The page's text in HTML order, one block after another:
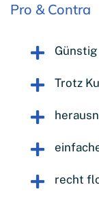
Pro & Contra
Günstig
Trotz
recht